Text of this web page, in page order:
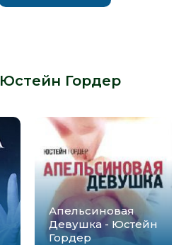
Юстейн Гордер:
Апельсиновая
Девушка - Юстейн
Гордер